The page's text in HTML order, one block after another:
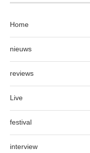
Home
nieuws
reviews
Live
festival
interview